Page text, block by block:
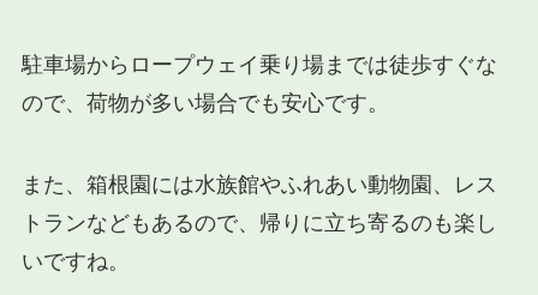
駐車場からロープウェイ乗り場までは徒歩すぐな
ので、荷物が多い場合でも安心です。
また、箱根園には水族館やふれあい動物園、レス
トランなどもあるので、帰りに立ち寄るのも楽し
いですね。